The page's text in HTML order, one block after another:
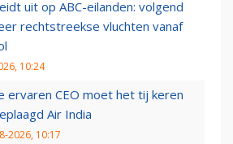
uit op ABC-eilanden: volgend
rechtstreekse vluchten vanaf
10:24
ervaren CEO moet het tij keren
Air India
2026, 10:17